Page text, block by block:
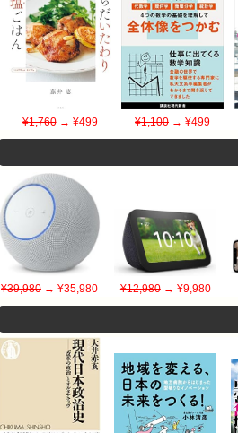
¥1,760→ ¥499 ¥1,100 → ¥499
¥39,980 → ¥35,980 ¥12,980→ ¥9,980